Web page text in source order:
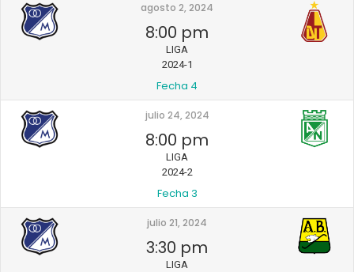
agosto 2, 2024
8:00 pm
LIGA
2024-1
Fecha 4
julio 24, 2024
8:00 pm
LIGA
2024-2
Fecha 3
julio 21, 2024
3:30 pm
LIGA